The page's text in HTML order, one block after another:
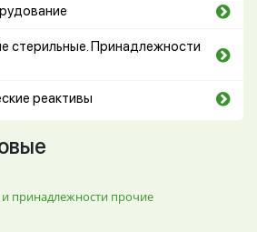
стерильные. Принадлежности
реактивы
принадлежности прочие